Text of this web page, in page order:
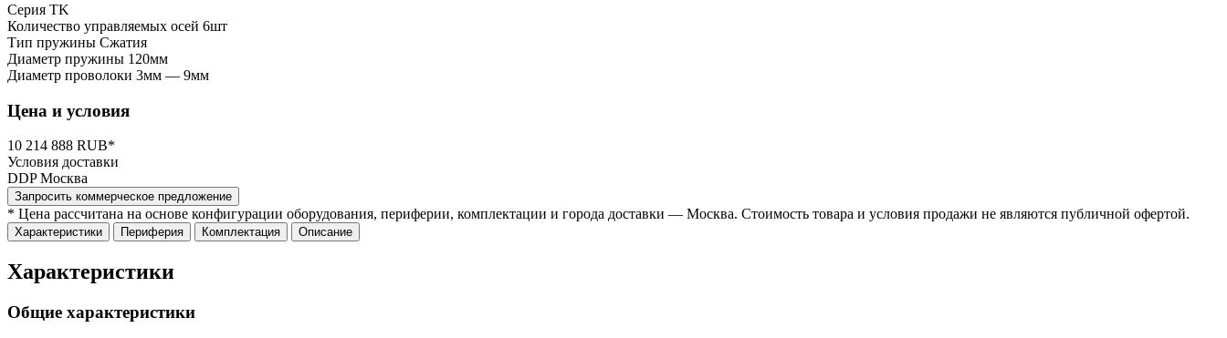
Серия TK
Количество управляемых осей 6шт
Тип пружины Сжатия
Диаметр пружины 120мм
Диаметр проволоки 3мм — 9мм
Цена и условия
10 214 888 RUB*
Условия доставки
DDP Москва
Запросить коммерческое предложение
* Цена рассчитана на основе конфигурации оборудования, периферии, комплектации и города доставки — Москва. Стоимость товара и условия продажи не являются публичной офертой.
Характеристики Периферия Комплектация Описание
Характеристики
Общие характеристики